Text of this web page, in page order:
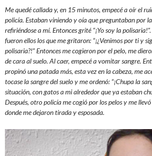
Me quedé callada y, en 15 minutos, empecé a oír el
policía. Estaban viniendo y oía que preguntaban por la
refiriéndose a mí. Entonces grité “¡Yo soy la
fueron ellos los que me gritaron: “¡¿Venimos por ti y
polisaria?!” Entonces me cogieron por el pelo, me
de cara al suelo. Al caer, empecé a vomitar sangre.
propinó una patada más, esta vez en la cabeza, me
tocase la sangre del suelo y me ordenó: “¡Chupa la
situación, con gatos a mi alrededor que ya estaban
Después, otro policía me cogió por los pelos y me
donde me dejaron tirada y esposada.